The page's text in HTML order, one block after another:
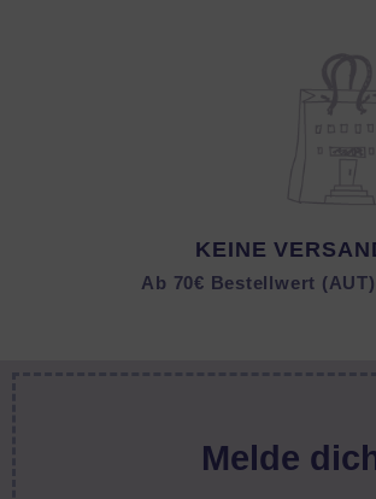
KEINE
Ab 70€ Bestellwert
Melde